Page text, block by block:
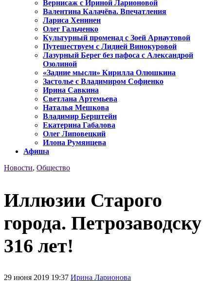
Вернисаж с Ириной Ларионовой
Валентина Калачёва. Впечатления
Лариса Хенинен
Олег Гальченко
Культурный променад с Зоей Арнаутовой
Путешествуем с Лидией Винокуровой
Лазурный Берег без пафоса с Александрой
Озолиной
«Задние мысли» Кирилла Олюшкина
Застолье с Владимиром Софиенко
Ирина Савкина
Светлана Артемьева
Наталья Мешкова
Владимир Берштейн
Екатерина Габалова
Олег Липовецкий
Илона Румянцева
Афиша
Новости, Общество
Иллюзии Старого
города. Петрозаводску
316 лет!
29 июня 2019 19:37 Ирина Ларионова